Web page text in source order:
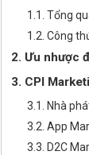
1.1. Tổng
1.2. Công
2. Ưu nhược
3. CPI
3.1. Nhà
3.2. App
3.3. D2C